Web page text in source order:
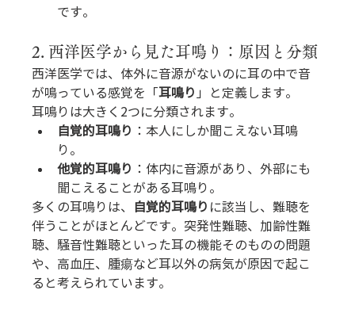
です。
2. 西洋医学から見た耳鳴り：原因と分類
西洋医学では、体外に音源がないのに耳の中で音
が鳴っている感覚を「耳鳴り 」と定義します。
耳鳴りは大きく2つに分類されます。
自覚的耳鳴り ：本人にしか聞こえない耳鳴
り。
他覚的耳鳴り ：体内に音源があり、外部にも
聞こえることがある耳鳴り。
多くの耳鳴りは、
自覚的耳鳴り に該当し、難聴を
伴うことがほとんどです。突発性難聴、加齢性難
聴、騒音性難聴といった耳の機能そのものの問題
や、高血圧、腫瘍など耳以外の病気が原因で起こ
ると考えられています。